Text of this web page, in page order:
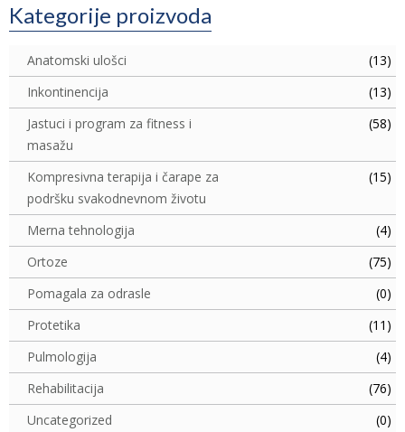
Kategorije proizvoda
Anatomski ulošci
(13)
Inkontinencija
(13)
Jastuci i program za fitness i
masažu
(58)
Kompresivna terapija i čarape za
podršku svakodnevnom životu
(15)
Merna tehnologija
(4)
Ortoze
(75)
Pomagala za odrasle
(0)
Protetika
(11)
Pulmologija
(4)
Rehabilitacija
(76)
Uncategorized
(0)